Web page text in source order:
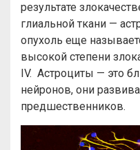
результате
глиальной ткани —
опухоль еще
высокой степени
IV. Астроциты — это
нейронов, они
предшественников.